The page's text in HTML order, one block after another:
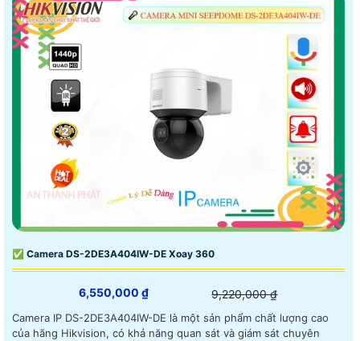
✅ Camera DS-2DE3A404IW-DE Xoay 360
6,550,000 ₫ 9,220,000 ₫
Camera IP DS-2DE3A404IW-DE là một sản phẩm chất lượng cao
của hãng Hikvision, có khả năng quan sát và giám sát chuyên